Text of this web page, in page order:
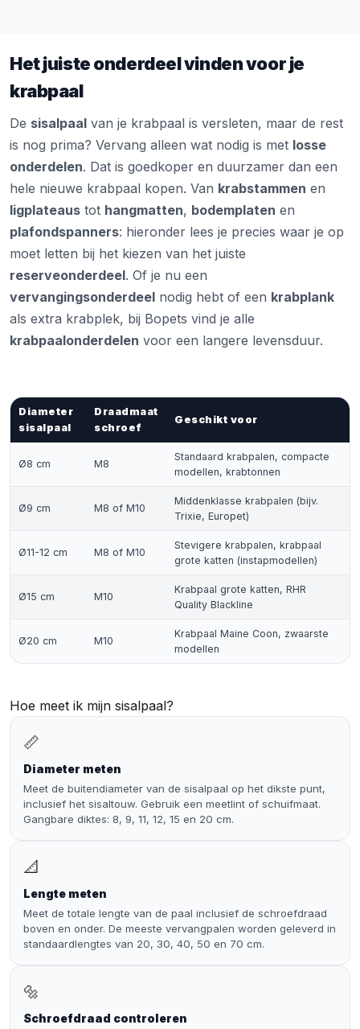
Het juiste onderdeel vinden voor je
krabpaal
De sisalpaal van je krabpaal is versleten, maar de rest
is nog prima? Vervang alleen wat nodig is met losse
onderdelen. Dat is goedkoper en duurzamer dan een
hele nieuwe krabpaal kopen. Van krabstammen en
ligplateaus tot hangmatten, bodemplaten en
plafondspanners: hieronder lees je precies waar je op
moet letten bij het kiezen van het juiste
reserveonderdeel. Of je nu een
vervangingsonderdeel nodig hebt of een krabplank
als extra krabplek, bij Bopets vind je alle
krabpaalonderdelen voor een langere levensduur.
Diameter
sisalpaal
Draadmaat
schroef
Geschikt voor
Ø8 cm M8
Standaard krabpalen, compacte
modellen, krabtonnen
Ø9 cm M8 of M10
Middenklasse krabpalen (bijv.
Trixie, Europet)
Ø11-12 cm M8 of M10
Stevigere krabpalen, krabpaal
grote katten (instapmodellen)
Ø15 cm M10
Krabpaal grote katten, RHR
Quality Blackline
Ø20 cm M10
Krabpaal Maine Coon, zwaarste
modellen
Hoe meet ik mijn sisalpaal?
📏
Diameter meten
Meet de buitendiameter van de sisalpaal op het dikste punt,
inclusief het sisaltouw. Gebruik een meetlint of schuifmaat.
Gangbare diktes: 8, 9, 11, 12, 15 en 20 cm.
📐
Lengte meten
Meet de totale lengte van de paal inclusief de schroefdraad
boven en onder. De meeste vervangpalen worden geleverd in
standaardlengtes van 20, 30, 40, 50 en 70 cm.
🔩
Schroefdraad controleren